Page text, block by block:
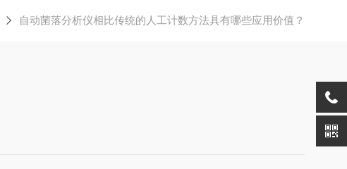
自动菌落分析仪相比传统的人工计数方法具有哪些应用价值？